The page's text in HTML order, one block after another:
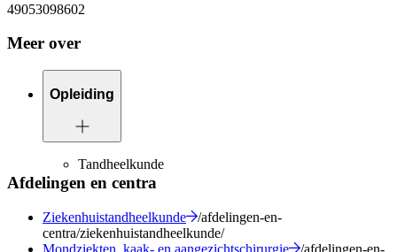
49053098602
Meer over
Opleiding
Tandheelkunde
Afdelingen en centra
Ziekenhuistandheelkunde
/afdelingen-en-
centra/ziekenhuistandheelkunde/
Mondziekten, kaak- en aangezichtschirurgie
/afdelingen-en-